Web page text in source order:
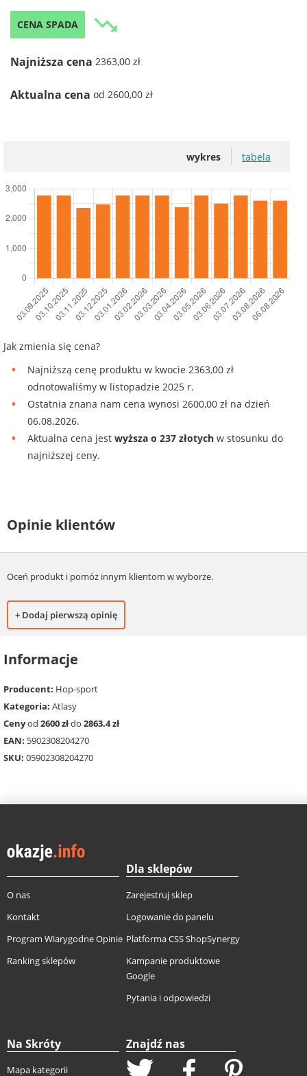
CENA SPADA trending_down
Najniższa cena 2363,00 zł
Aktualna cena od 2600,00 zł
wykres tabela
Jak zmienia się cena?
Najniższą cenę produktu w kwocie 2363,00 zł
odnotowaliśmy w listopadzie 2025 r.
Ostatnia znana nam cena wynosi 2600,00 zł na dzień
06.08.2026.
Aktualna cena jest wyższa o 237 złotych w stosunku do
najniższej ceny.
Opinie klientów
Oceń produkt i pomóż innym klientom w wyborze.
+ Dodaj pierwszą opinię
Informacje
Producent: Hop-sport
Kategoria: Atlasy
Cenyod 2600 złdo 2863.4 zł
EAN: 5902308204270
SKU: 05902308204270
O nas
Kontakt
Program Wiarygodne Opinie
Ranking sklepów
Dla sklepów
Zarejestruj sklep
Logowanie do panelu
Platforma CSS ShopSynergy
Kampanie produktowe
Google
Pytania i odpowiedzi
Na Skróty
Mapa kategorii
Znajdź nas